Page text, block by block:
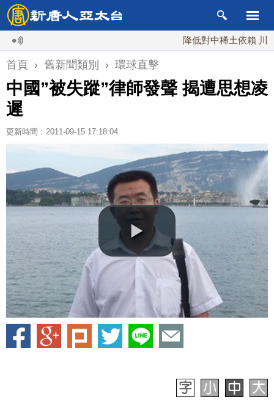
降低對中稀土依賴 川普宣
首頁 › 舊新聞類別 › 環球直擊
中國”被失蹤”律師發聲 揭遭思想凌
遲
更新時間：2011-09-15 17:18:04